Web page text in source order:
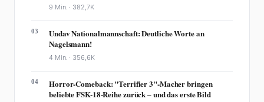
9 Min. · 382,7K
03
Undav Nationalmannschaft: Deutliche Worte an
Nagelsmann!
4 Min. · 356,6K
04
Horror-Comeback: "Terrifier 3"-Macher bringen
beliebte FSK-18-Reihe zurück – und das erste Bild